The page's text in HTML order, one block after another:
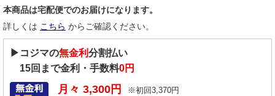
本商品は宅配便でのお届けになります。
詳しくは こちら からご確認ください。
▶コジマの無金利分割払い
15回まで金利・手数料0円
月々 3,300 円 ※初回3,370円